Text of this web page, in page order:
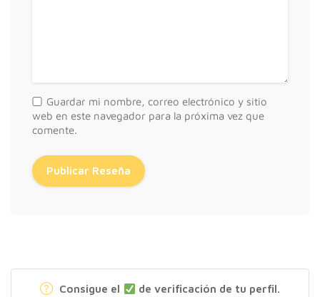
Guardar mi nombre, correo electrónico y sitio
web en este navegador para la próxima vez que
comente.
Consigue el de verificación de tu perfil.